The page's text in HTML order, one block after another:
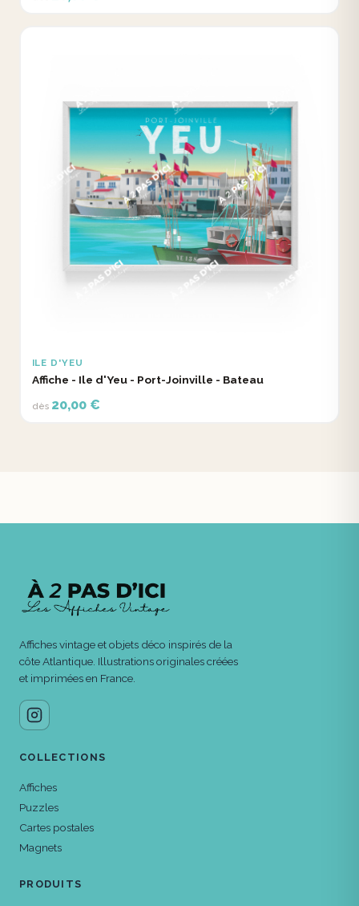
ILE D'YEU
Affiche - Ile d'Yeu - Port-Joinville - Bateau
dès 20,00 €
Affiches vintage et objets déco inspirés de la
côte Atlantique. Illustrations originales créées
et imprimées en France.
COLLECTIONS
Affiches
Puzzles
Cartes postales
Magnets
PRODUITS